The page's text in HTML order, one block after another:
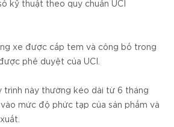
kỹ thuật theo quy chuẩn UCI
xe được cấp tem và công bố trong
phê duyệt của UCI.
trình này thường kéo dài từ 6 tháng
mức độ phức tạp của sản phẩm và